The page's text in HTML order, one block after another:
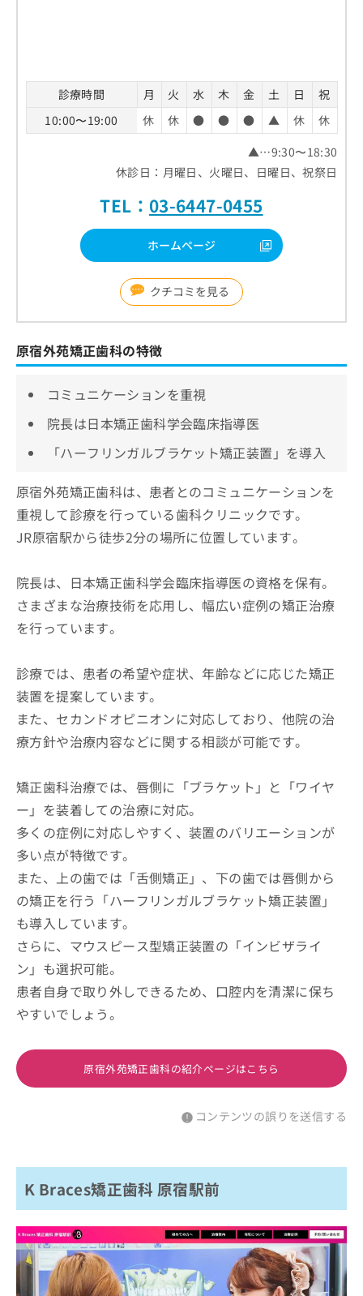
診療時間 月 火 水 木 金 土 日
祝
10:00〜19:00
休 休 ● ● ● ▲ 休
休
▲…9:30〜18:30
休診日：月曜日、火曜日、日曜日、祝祭日
TEL： 03-6447-0455
ホームページ
クチコミを見る
原宿外苑矯正歯科の特徴
コミュニケーションを重視
院長は日本矯正歯科学会臨床指導医
「ハーフリンガルブラケット矯正装置」を導入
原宿外苑矯正歯科は、患者とのコミュニケーションを
重視して診療を行っている歯科クリニックです。
JR原宿駅から徒歩2分の場所に位置しています。
院長は、日本矯正歯科学会臨床指導医の資格を保有。
さまざまな治療技術を応用し、幅広い症例の矯正治療
を行っています。
診療では、患者の希望や症状、年齢などに応じた矯正
装置を提案しています。
また、セカンドオピニオンに対応しており、他院の治
療方針や治療内容などに関する相談が可能です。
矯正歯科治療では、唇側に「ブラケット」と「ワイヤ
ー」を装着しての治療に対応。
多くの症例に対応しやすく、装置のバリエーションが
多い点が特徴です。
また、上の歯では「舌側矯正」、下の歯では唇側から
の矯正を行う「ハーフリンガルブラケット矯正装置」
も導入しています。
さらに、マウスピース型矯正装置の「インビザライ
ン」も選択可能。
患者自身で取り外しできるため、口腔内を清潔に保ち
やすいでしょう。
原宿外苑矯正歯科の紹介ページはこちら
コンテンツの誤りを送信する
K Braces矯正歯科 原宿駅前